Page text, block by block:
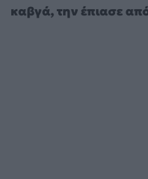
καβγά, την έπιασε